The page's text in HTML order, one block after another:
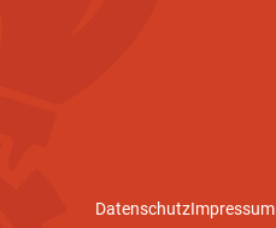
DatenschutzImpressum